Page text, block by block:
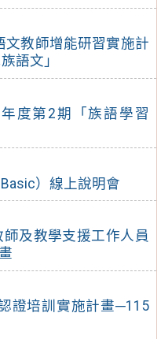
文教師增能研習實施計
語文」
度第2期「族語學習
）線上說明會
及教學支援工作人員
證培訓實施計畫─115